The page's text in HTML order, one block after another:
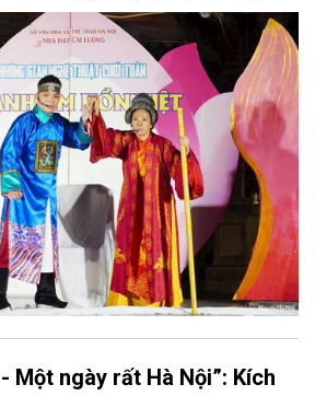
ca cổ, tân cổ và các tiết mục múa
gian của phố đi bộ hồ Hoàn Kiếm. Đặc
giao lưu của các nghệ sĩ đến từ
tạo nên cuộc gặp gỡ nghệ thuật giàu
Một ngày rất Hà Nội”: Kích